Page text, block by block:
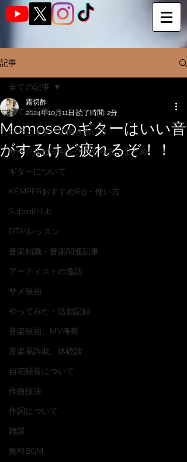
記事
全ての記事
SNSとギターの向き合い方
サークルピッキングのやり方・まとめ
ギターについて
KEMPERおすすめRig・使い方
SubmitHub
DTMレッスン
音楽知識・音楽関連記事
アーティストの逸話
サメ映画
やってみた・活動記録
音楽映画、MV考察
音楽系詐欺、体験談
自宅録音について
作曲技法
作詞について
雑談
無料BGM
全ての記事
Momoseのギターはいい音
がするけど疲れるぞ！！
霧切酢
2024年10月11日 読了時間: 2分